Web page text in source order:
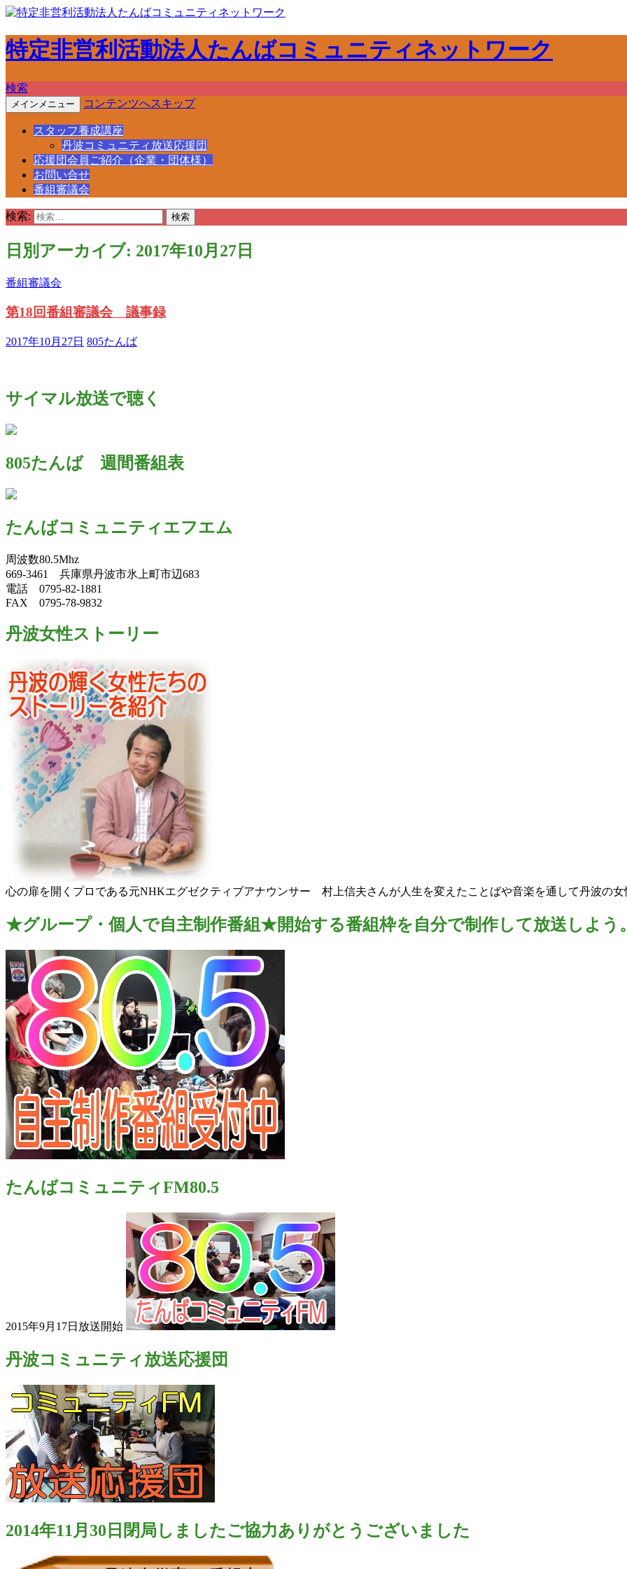
特定非営利活動法人たんばコミュニティネットワーク
検索
メインメニュー コンテンツへスキップ
スタッフ養成講座
丹波コミュニティ放送応援団
応援団会員ご紹介（企業・団体様）
お問い合せ
番組審議会
検索:
日別アーカイブ: 2017年10月27日
番組審議会
第18回番組審議会 議事録
2017年10月27日 805たんば
サイマル放送で聴く
805たんば 週間番組表
たんばコミュニティエフエム
周波数80.5Mhz
669-3461 兵庫県丹波市氷上町市辺683
電話 0795-82-1881
FAX 0795-78-9832
丹波女性ストーリー
心の扉を開くプロである元NHKエグゼクティブアナウンサー 村上信夫さんが人生を変えたことばや音楽を通して丹波の女
★グループ・個人で自主制作番組★開始する番組枠を自分で制作して放送しよう。
たんばコミュニティFM80.5
2015年9月17日放送開始
丹波コミュニティ放送応援団
2014年11月30日閉局しましたご協力ありがとうございました